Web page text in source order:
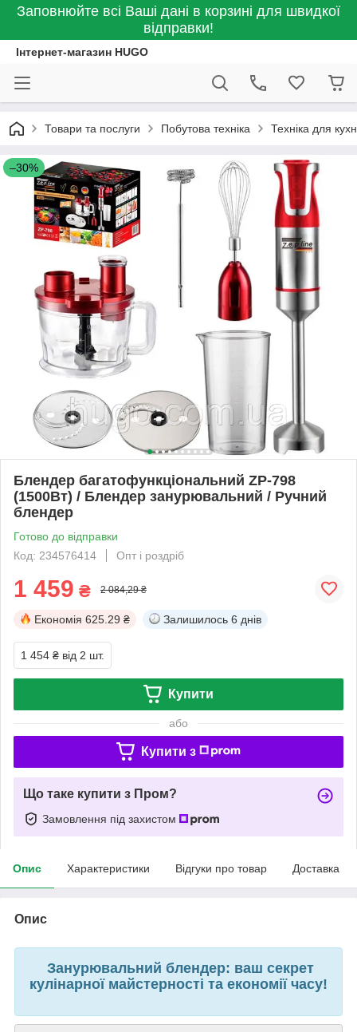
Заповнюйте всі Ваші дані в корзині для швидкої
відправки!
Інтернет-магазин HUGO
Товари та послуги Побутова техніка Техніка для
–30%
Блендер багатофункціональний ZP-798
(1500Вт) / Блендер занурювальний / Ручний
блендер
Готово до відправки
Код: 234576414
Опт і роздріб
1 459 ₴ 2 084,29 ₴
Економія 625.29 ₴ Залишилось 6 днів
1 454 ₴ від 2 шт.
Купити
або
Купити з
Що таке купити з Пром?
Замовлення під захистом
Опис Характеристики Відгуки про товар Доставка
Опис
Занурювальний блендер: ваш секрет
кулінарної майстерності та економії часу!